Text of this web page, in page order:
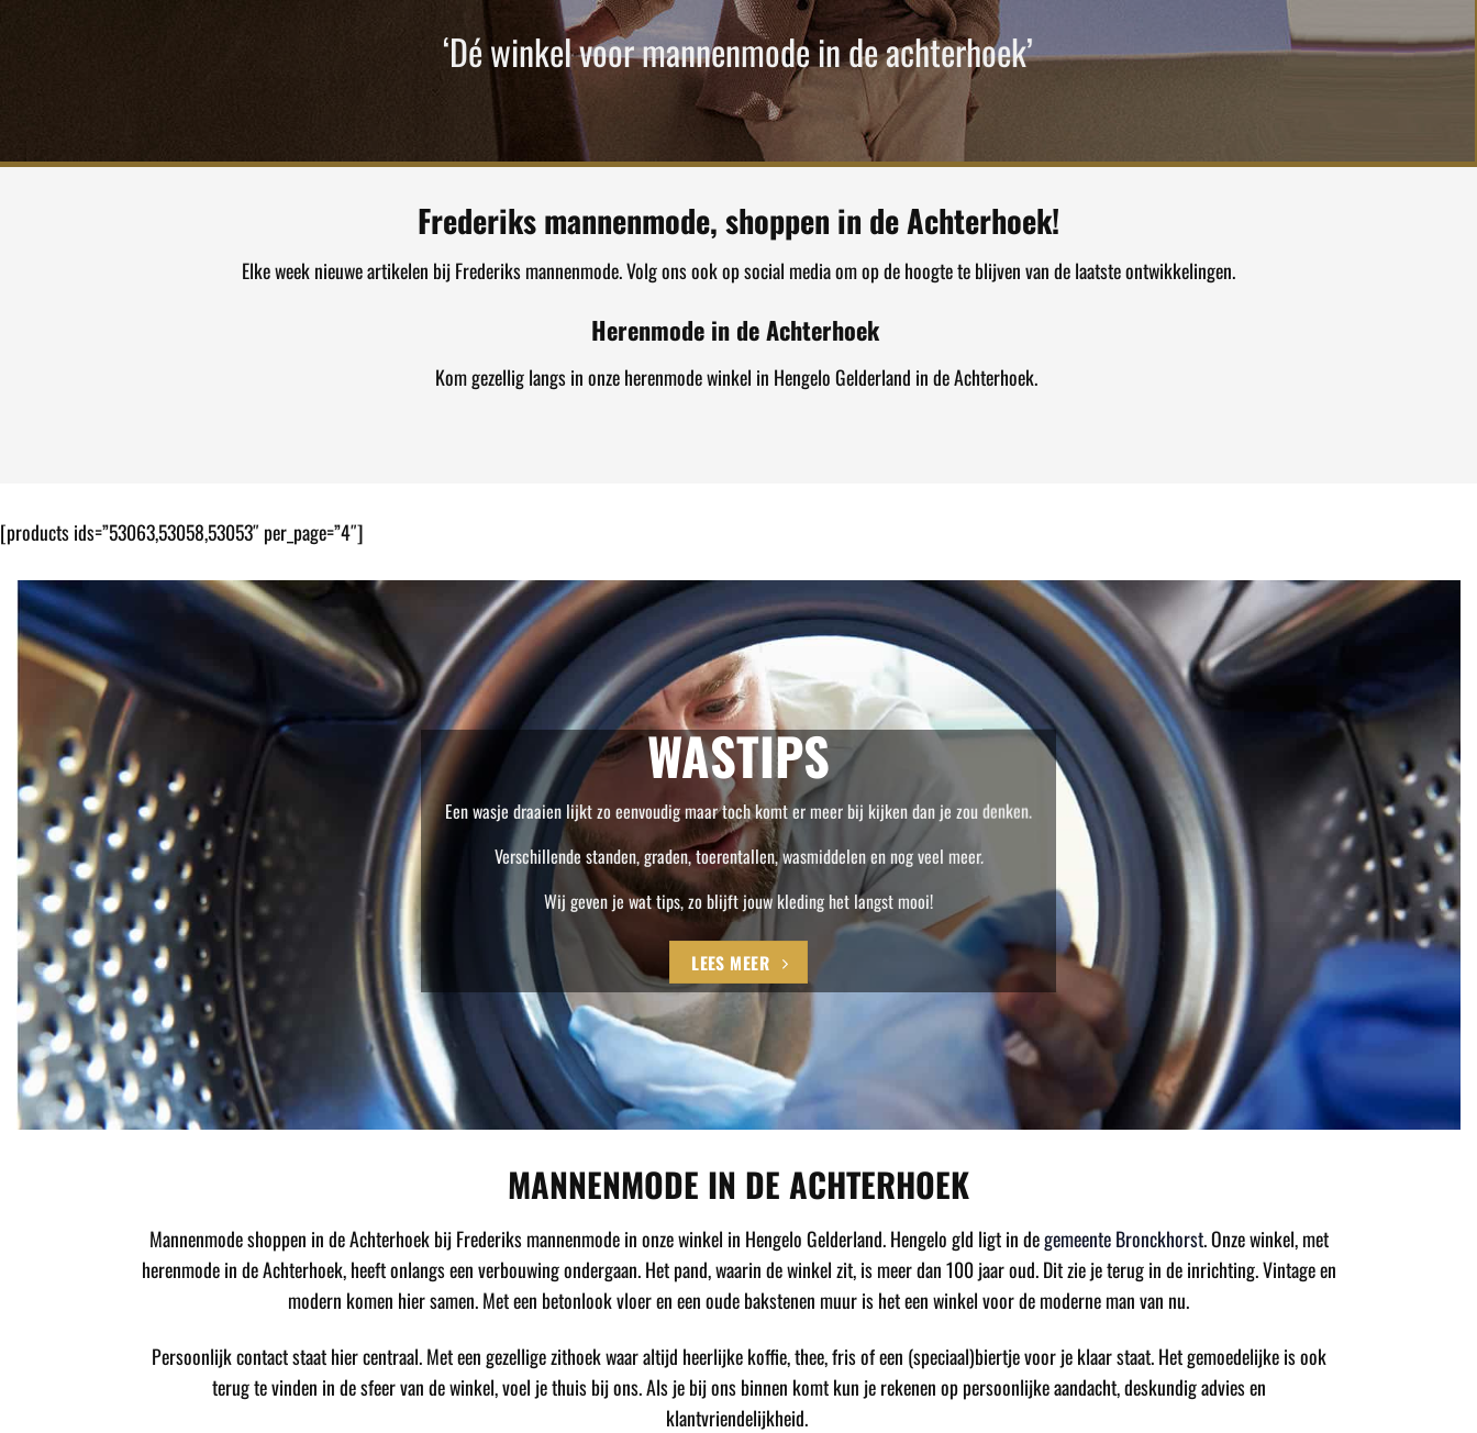
‘Dé winkel voor mannenmode in de achterhoek’
Frederiks mannenmode, shoppen in de Achterhoek!
Elke week nieuwe artikelen bij Frederiks mannenmode. Volg ons ook op social media om op de hoogte te blijven van de laatste ontwikkelingen.
Herenmode in de Achterhoek
Kom gezellig langs in onze herenmode winkel in Hengelo Gelderland in de Achterhoek.
[products ids=”53063,53058,53053″ per_page=”4″]
WASTIPS
Een wasje draaien lijkt zo eenvoudig maar toch komt er meer bij kijken dan je zou denken.
Verschillende standen, graden, toerentallen, wasmiddelen en nog veel meer.
Wij geven je wat tips, zo blijft jouw kleding het langst mooi!
LEES MEER
MANNENMODE IN DE ACHTERHOEK
Mannenmode shoppen in de Achterhoek bij Frederiks mannenmode in onze winkel in Hengelo Gelderland. Hengelo gld ligt in degemeente Bronckhorst. Onze winkel, met
herenmode in de Achterhoek, heeft onlangs een verbouwing ondergaan. Het pand, waarin de winkel zit, is meer dan 100 jaar oud. Dit zie je terug in de inrichting. Vintage en
modern komen hier samen. Met een betonlook vloer en een oude bakstenen muur is het een winkel voor de moderne man van nu.
Persoonlijk contact staat hier centraal. Met een gezellige zithoek waar altijd heerlijke koffie, thee, fris of een (speciaal)biertje voor je klaar staat. Het gemoedelijke is ook
terug te vinden in de sfeer van de winkel, voel je thuis bij ons. Als je bij ons binnen komt kun je rekenen op persoonlijke aandacht, deskundig advies en
klantvriendelijkheid.